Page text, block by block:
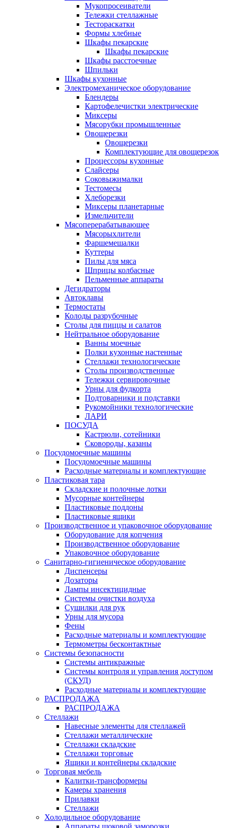
Мукопросеиватели
Тележки стеллажные
Тестораскатки
Формы хлебные
Шкафы пекарские
Шкафы пекарские
Шкафы расстоечные
Шпильки
Шкафы кухонные
Электромеханическое оборудование
Блендеры
Картофелечистки электрические
Миксеры
Мясорубки промышленные
Овощерезки
Овощерезки
Комплектующие для овощерезок
Процессоры кухонные
Слайсеры
Соковыжималки
Тестомесы
Хлеборезки
Миксеры планетарные
Измельчители
Мясоперерабатывающее
Мясорыхлители
Фаршемешалки
Куттеры
Пилы для мяса
Шприцы колбасные
Пельменные аппараты
Дегидраторы
Автоклавы
Термостаты
Колоды разрубочные
Столы для пиццы и салатов
Нейтральное оборудование
Ванны моечные
Полки кухонные настенные
Стеллажи технологические
Столы производственные
Тележки сервировочные
Урны для фудкорта
Подтоварники и подставки
Рукомойники технологические
ЛАРИ
ПОСУДА
Кастрюли, сотейники
Сковороды, казаны
Посудомоечные машины
Посудомоечные машины
Расходные материалы и комплектующие
Пластиковая тара
Складские и полочные лотки
Мусорные контейнеры
Пластиковые поддоны
Пластиковые ящики
Производственное и упаковочное оборудование
Оборудование для копчения
Производственное оборудование
Упаковочное оборудование
Санитарно-гигиеническое оборудование
Диспенсеры
Дозаторы
Лампы инсектицидные
Системы очистки воздуха
Сушилки для рук
Урны для мусора
Фены
Расходные материалы и комплектующие
Термометры бесконтактные
Системы безопасности
Системы антикражные
Системы контроля и управления доступом
(СКУД)
Расходные материалы и комплектующие
РАСПРОДАЖА
РАСПРОДАЖА
Стеллажи
Навесные элементы для стеллажей
Стеллажи металлические
Стеллажи складские
Стеллажи торговые
Ящики и контейнеры складские
Торговая мебель
Калитки-трансформеры
Камеры хранения
Прилавки
Стеллажи
Холодильное оборудование
Аппараты шоковой заморозки